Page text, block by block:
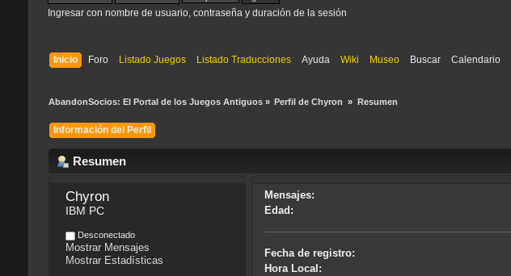
Ingresar con nombre de usuario, contraseña y duración de la sesión
Inicio Foro Listado Juegos Listado Traducciones Ayuda Wiki Museo Buscar Calendario
AbandonSocios: El Portal de los Juegos Antiguos» Perfil de Chyron » Resumen
Información del Perfil
Resumen
Chyron
IBM PC
Desconectado
Mostrar Mensajes
Mostrar Estadísticas
Mensajes:
Edad:
Fecha de registro:
Hora Local: